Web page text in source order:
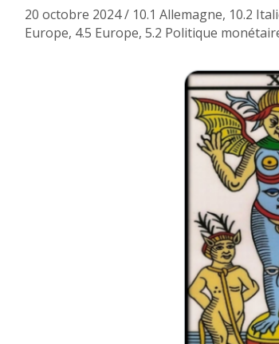
20 octobre 2024/ 10.1 Allemagne, 10.2
Europe, 4.5 Europe, 5.2 Politique